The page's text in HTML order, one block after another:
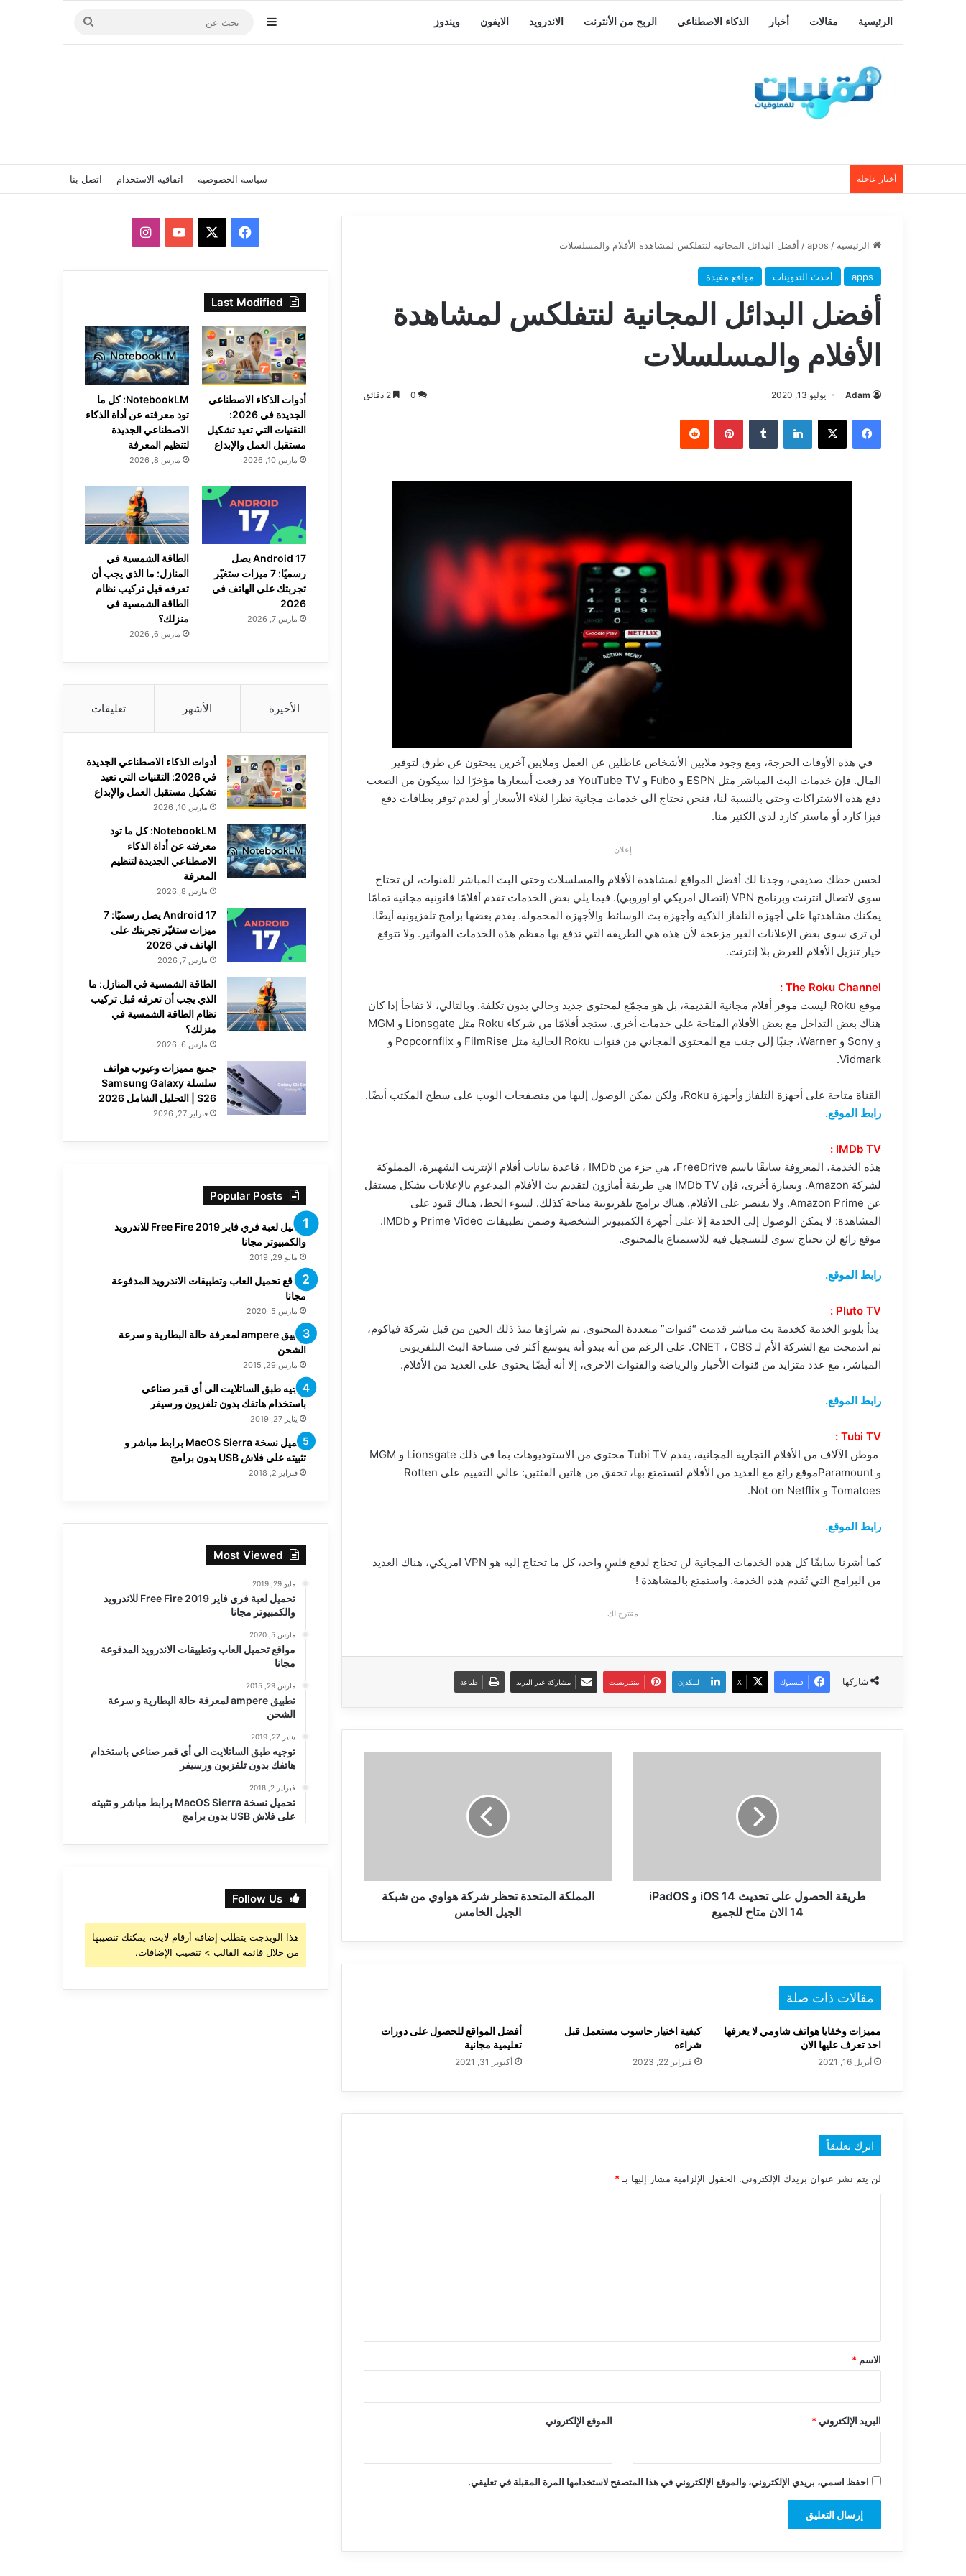
الرئيسية مقالات أخبار الذكاء الاصطناعي الربح من الأنترنت الاندرويد الايفون ويندوز إضافة عمود جانبي
بحث
عن
أخبار عاجلة سياسة الخصوصية اتفاقية الاستخدام اتصل بنا
الرئيسية /
apps
/ أفضل البدائل المجانية لنتفلكس لمشاهدة الأفلام والمسلسلات
apps أحدث التدوينات مواقع مفيدة
أفضل البدائل المجانية لنتفلكس لمشاهدة
الأفلام والمسلسلات
Adam يوليو 13, 2020 0
فيسبوك ‫X لينكدإن بينتيريست
في هذه الأوقات الحرجة، ومع وجود ملايين الأشخاص عاطلين عن العمل وملايين آخرين يبحثون عن طرق لتوفير
المال. فإن خدمات البث المباشر مثل ESPN و Fubo و YouTube TV قد رفعت أسعارها مؤخرًا لذا سيكون من الصعب
دفع هذه الاشتراكات وحتى بالنسبة لنا، فنحن نحتاج الى خدمات مجانية نظرا لغلاء الأسعار أو لعدم توفر بطاقات دفع
فيزا كارد أو ماستر كارد لدى الكثير منا.
إعلان
لحسن حظك صديقي، وجدنا لك أفضل المواقع لمشاهدة الأفلام والمسلسلات وحتى البث المباشر للقنوات، لن تحتاج
سوى لاتصال انترنت وبرنامج VPN (اتصال امريكي او اوروبي). فيما يلي بعض الخدمات تقدم أفلامًا قانونية مجانية تمامًا
يمكنك مشاهدتها على أجهزة التلفاز الذكية وأجهزة بث الوسائط والأجهزة المحمولة. يقدم بعضها برامج تلفزيونية أيضًا.
لن ترى سوى بعض الإعلانات الغير مزعجة لأن هذه هي الطريقة التي تدفع بها معظم هذه الخدمات الفواتير. ولا تتوقع
خيار تنزيل الأفلام للعرض بلا إنترنت.
The Roku Channel :
موقع Roku ليست موفر أفلام مجانية القديمة، بل هو مجمّع لمحتوى جديد وحالي بدون تكلفة. وبالتالي، لا تفاجأ إذا كان
هناك بعض التداخل مع بعض الأفلام المتاحة على خدمات أخرى. ستجد أفلامًا من شركاء Roku مثل Lionsgate و MGM
و Sony و Warner، جنبًا إلى جنب مع المحتوى المجاني من قنوات Roku الحالية مثل FilmRise و Popcornflix و
Vidmark.
القناة متاحة على أجهزة التلفاز وأجهزة Roku، ولكن يمكن الوصول إليها من متصفحات الويب على سطح المكتب أيضًا.
رابط الموقع.
IMDb TV :
هذه الخدمة، المعروفة سابقًا باسم FreeDrive، هي جزء من IMDb ، قاعدة بيانات أفلام الإنترنت الشهيرة، المملوكة
لشركة Amazon. وبعبارة أخرى، فإن IMDb TV هي طريقة أمازون لتقديم بث الأفلام المدعوم بالإعلانات بشكل مستقل
عن Amazon Prime. ولا يقتصر على الأفلام. هناك برامج تلفزيونية متاحة كذلك. لسوء الحظ، هناك قيود على
المشاهدة: لا يمكن الوصول إلى الخدمة إلا على أجهزة الكمبيوتر الشخصية وضمن تطبيقات Prime Video و IMDb.
موقع رائع لن تحتاج سوى للتسجيل فيه للاستمتاع بالمحتوى.
رابط الموقع.
Pluto TV :
بدأ بلوتو الخدمة كخدمة بث مباشر قدمت “قنوات” متعددة المحتوى. تم شراؤها منذ ذلك الحين من قبل شركة فياكوم،
ثم اندمجت مع الشركة الأم لـ CNET ، CBS. على الرغم من أنه يبدو أنه يتوسع أكثر في مساحة البث التلفزيوني
المباشر، مع عدد متزايد من قنوات الأخبار والرياضة والقنوات الاخرى، إلا أنه أيضًا يحتوي على العديد من الأفلام.
رابط الموقع.
Tubi TV :
موطن الآلاف من الأفلام التجارية المجانية، يقدم Tubi TV محتوى من الاستوديوهات بما في ذلك Lionsgate و MGM
و Paramountموقع رائع مع العديد من الأفلام لتستمتع بها، تحقق من هاتين الفئتين: عالي التقييم على Rotten
Tomatoes و Not on Netflix.
رابط الموقع.
كما أشرنا سابقًا كل هذه الخدمات المجانية لن تحتاج لدفع فلسٍ واحد، كل ما تحتاج إليه هو VPN امريكي، هناك العديد
من البرامج التي تُقدم هذه الخدمة. واستمتع بالمشاهدة !
مقترح لك
شاركها فيسبوك ‫X لينكدإن بينتيريست مشاركة عبر البريد طباعة
14
طريقة الحصول على تحديث iOS 14 و iPadOS
14 الان متاح للجميع
الخامس
المملكة المتحدة تحظر شركة هواوي من شبكة
الجيل الخامس
مقالات ذات صلة
مميزات وخفايا هواتف شاومي لا يعرفها
احد تعرف عليها الان
أبريل 16, 2021
كيفية اختيار حاسوب مستعمل قبل
شراءه
فبراير 22, 2023
أفضل المواقع للحصول على دورات
تعليمية مجانية
أكتوبر 31, 2021
اترك تعليقاً
لن يتم نشر عنوان بريدك الإلكتروني. الحقول الإلزامية مشار إليها بـ *
*
الاسم *
البريد الإلكتروني* الموقع الإلكتروني
احفظ اسمي، بريدي الإلكتروني، والموقع الإلكتروني في هذا المتصفح لاستخدامها المرة المقبلة في تعليقي.
فيسبوك ‫YouTubeانستقرام
Last Modified
أدوات الذكاء الاصطناعي
الجديدة في 2026:
التقنيات التي تعيد تشكيل
مستقبل العمل والإبداع
مارس 10, 2026
NotebookLM: كل ما
تود معرفته عن أداة الذكاء
الاصطناعي الجديدة
لتنظيم المعرفة
مارس 8, 2026
Android 17 يصل
رسميًا: 7 ميزات ستغيّر
تجربتك على الهاتف في
2026
مارس 7, 2026
الطاقة الشمسية في
المنازل: ما الذي يجب أن
تعرفه قبل تركيب نظام
الطاقة الشمسية في
منزلك؟
مارس 6, 2026
الأخيرة الأشهر تعليقات
أدوات الذكاء الاصطناعي الجديدة
في 2026: التقنيات التي تعيد
تشكيل مستقبل العمل والإبداع
مارس 10, 2026
NotebookLM: كل ما تود
معرفته عن أداة الذكاء
الاصطناعي الجديدة لتنظيم
المعرفة
مارس 8, 2026
Android 17 يصل رسميًا: 7
ميزات ستغيّر تجربتك على
الهاتف في 2026
مارس 7, 2026
الطاقة الشمسية في المنازل: ما
الذي يجب أن تعرفه قبل تركيب
نظام الطاقة الشمسية في
منزلك؟
مارس 6, 2026
جميع مميزات وعيوب هواتف
سلسلة Samsung Galaxy
S26 | التحليل الشامل 2026
فبراير 27, 2026
Popular Posts
تحميل لعبة فري فاير Free Fire 2019 للاندرويد
والكمبيوتر مجانا
مايو 29, 2019
مواقع تحميل العاب وتطبيقات الاندرويد المدفوعة
مجانا
مارس 5, 2020
تطبيق ampere لمعرفة حالة البطارية و سرعة
الشحن
مارس 29, 2015
توجيه طبق الساتلايت الى أي قمر صناعي
باستخدام هاتفك بدون تلفزيون ورسيفر
يناير 27, 2019
تحميل نسخة MacOS Sierra برابط مباشر و
تثبيته على فلاش USB بدون برامج
فبراير 2, 2018
Most Viewed
مايو 29, 2019
تحميل لعبة فري فاير Free Fire 2019 للاندرويد
والكمبيوتر مجانا
مارس 5, 2020
مواقع تحميل العاب وتطبيقات الاندرويد المدفوعة
مجانا
مارس 29, 2015
تطبيق ampere لمعرفة حالة البطارية و سرعة
الشحن
يناير 27, 2019
توجيه طبق الساتلايت الى أي قمر صناعي باستخدام
هاتفك بدون تلفزيون ورسيفر
فبراير 2, 2018
تحميل نسخة MacOS Sierra برابط مباشر و تثبيته
على فلاش USB بدون برامج
Follow Us
هذا الويدجت يتطلب إضافة أرقام لايت، يمكنك تنصيبها
من خلال قائمة القالب > تنصيب الإضافات.